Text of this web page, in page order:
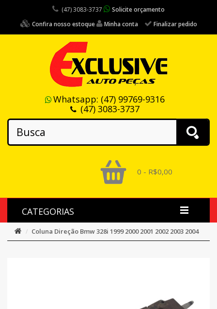
(47) 3083-3737
Solicite orçamento
Confira nosso estoque
Minha conta Finalizar pedido
Whatsapp: (47) 99769-9316
(47) 3083-3737
0 - R$0,00
CATEGORIAS
Coluna Direção Bmw 328i 1999 2000 2001 2002 2003 2004